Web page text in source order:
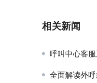
相关新闻
呼叫中心客
全面解读外